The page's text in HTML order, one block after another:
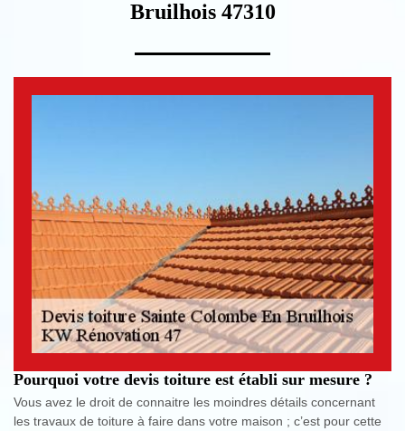
Bruilhois 47310
Pourquoi votre devis toiture est établi sur mesure ?
Vous avez le droit de connaitre les moindres détails concernant
les travaux de toiture à faire dans votre maison ; c’est pour cette